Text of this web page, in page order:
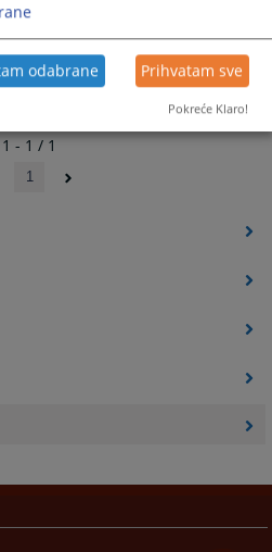
1 - 1 / 1
1
odabrane Prihvatam sve
Pokreće Klaro!